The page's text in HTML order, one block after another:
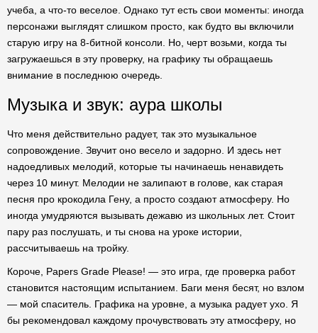
учеба, а что-то веселое. Однако тут есть свои моменты: иногда
персонажи выглядят слишком просто, как будто вы включили
старую игру на 8-битной консоли. Но, черт возьми, когда ты
загружаешься в эту проверку, на графику ты обращаешь
внимание в последнюю очередь.
Музыка и звук: аура школы
Что меня действительно радует, так это музыкальное
сопровождение. Звучит оно весело и задорно. И здесь нет
надоедливых мелодий, которые ты начинаешь ненавидеть
через 10 минут. Мелодии не залипают в голове, как старая
песня про крокодила Гену, а просто создают атмосферу. Но
иногда умудряются вызывать дежавю из школьных лет. Стоит
пару раз послушать, и ты снова на уроке истории,
рассчитываешь на тройку.
Короче, Papers Grade Please! — это игра, где проверка работ
становится настоящим испытанием. Баги меня бесят, но взлом
— мой спаситель. Графика на уровне, а музыка радует ухо. Я
бы рекомендовал каждому прочувствовать эту атмосферу, но